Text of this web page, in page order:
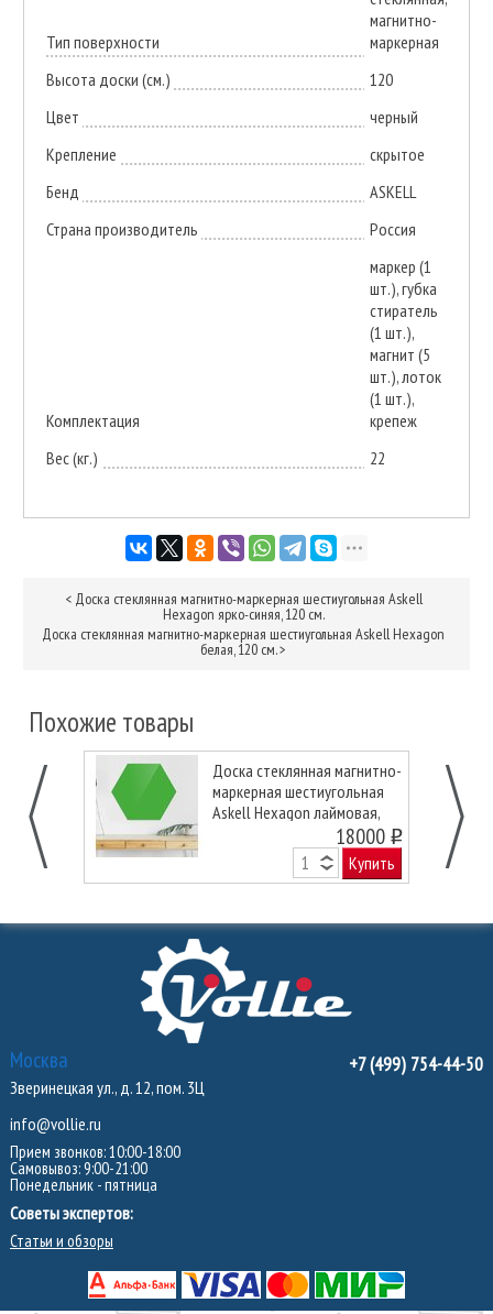
Тип поверхности
магнитно-
маркерная
Высота доски (см.)
120
Цвет
черный
Крепление
скрытое
Бенд
ASKELL
Страна производитель
Россия
Комплектация
маркер (1
шт.), губка
стиратель
(1 шт.),
магнит (5
шт.), лоток
(1 шт.),
крепеж
Вес (кг.)
22
< Доска стеклянная магнитно-маркерная шестиугольная Askell
Hexagon ярко-синяя, 120 см.
Доска стеклянная магнитно-маркерная шестиугольная Askell Hexagon
белая, 120 см.>
Похожие товары
Доска стеклянная магнитно-
маркерная шестиугольная
Askell Hexagon лаймовая,
18000 o
Купить
Москва
Зверинецкая ул., д. 12, пом. 3Ц
info@vollie.ru
Прием звонков: 10:00-18:00
Самовывоз: 9:00-21:00
Понедельник - пятница
Советы экспертов:
Статьи и обзоры
+7 (499) 754-44-50